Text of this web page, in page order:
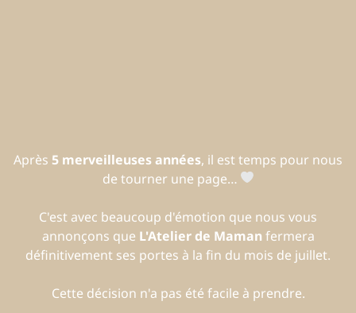
Après 5 merveilleuses années, il est temps pour nous
de tourner une page…
C'est avec beaucoup d'émotion que nous vous
annonçons que L'Atelier de Maman fermera
définitivement ses portes à la fin du mois de juillet.
Cette décision n'a pas été facile à prendre.